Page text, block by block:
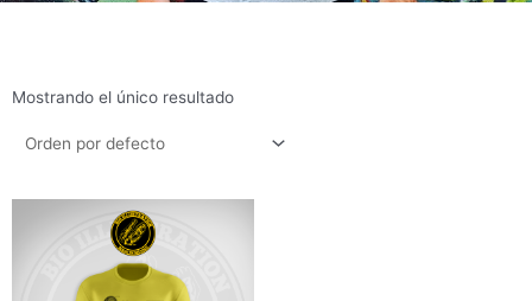
Mostrando el único resultado